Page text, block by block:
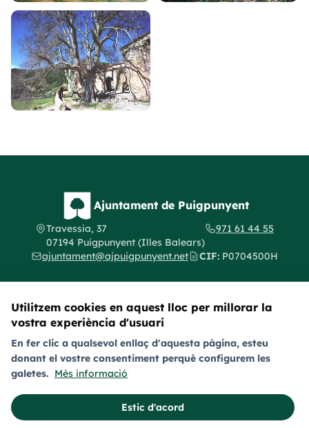
Ajuntament de Puigpunyent
Travessia, 37
07194 Puigpunyent (Illes Balears)
971 61 44 55
ajuntament@ajpuigpunyent.net CIF: P0704500H
Segueix-nos a les xarxes socials
Avís legalPolítica de privacitat
Política de provacitat en xarxes socials
Utilitzem cookies en aquest lloc per millorar la
vostra experiència d'usuari
En fer clic a qualsevol enllaç d'aquesta pàgina, esteu
donant el vostre consentiment perquè configurem les
galetes. Més informació
Estic d'acord